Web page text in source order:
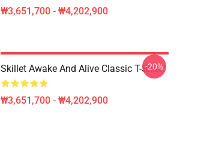
₩3,651,700 - ₩4,202,900
Skillet Awake And Alive Classic T-Shirt
₩3,651,700 - ₩4,202,900
-20%